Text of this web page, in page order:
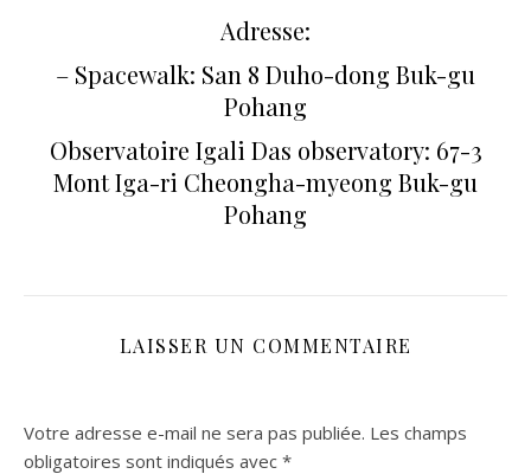
Adresse:
– Spacewalk: San 8 Duho-dong Buk-gu
Pohang
Observatoire Igali Das observatory: 67-3
Mont Iga-ri Cheongha-myeong Buk-gu
Pohang
LAISSER UN COMMENTAIRE
Votre adresse e-mail ne sera pas publiée. Les champs
obligatoires sont indiqués avec *